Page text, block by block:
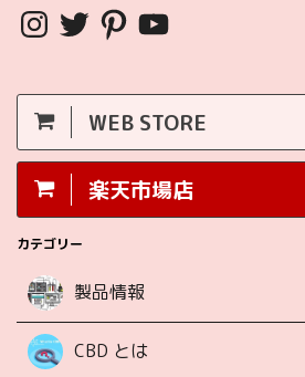
WEB STORE
楽天市場店
カテゴリー
製品情報
CBD とは